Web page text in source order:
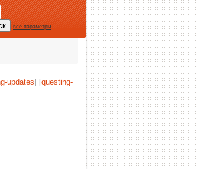
все параметры
updates] [questing-